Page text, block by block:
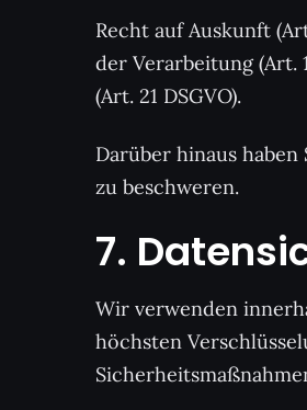
Recht auf Auskunft
der Verarbeitung (Art.
(Art. 21 DSGVO).
Darüber hinaus
zu beschweren.
7.
Wir verwenden
höchsten